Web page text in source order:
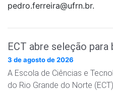
pedro.ferreira@ufrn.br.
ECT abre seleção
3 de agosto de 2026
A Escola de Ciências e
do Rio Grande do Norte